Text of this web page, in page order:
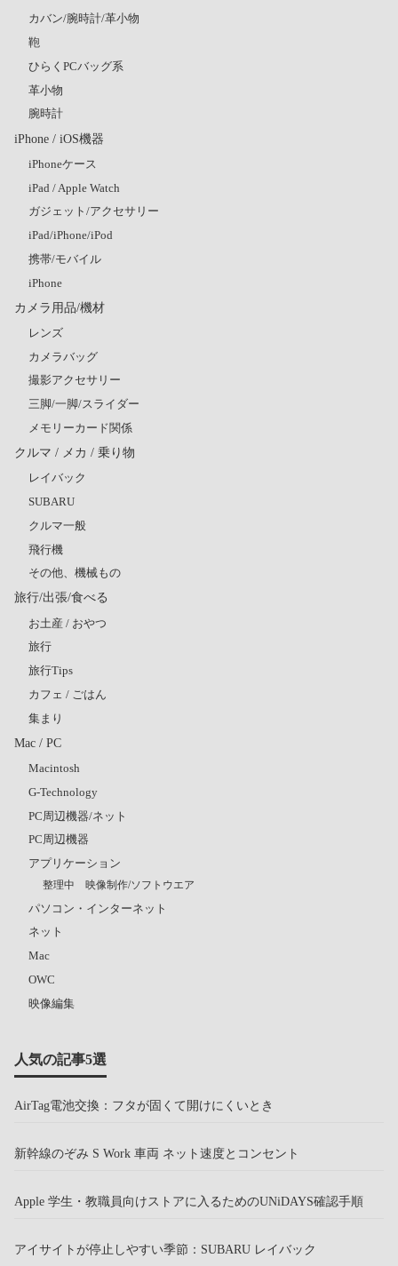
カバン/腕時計/革小物
鞄
ひらくPCバッグ系
革小物
腕時計
iPhone / iOS機器
iPhoneケース
iPad / Apple Watch
ガジェット/アクセサリー
iPad/iPhone/iPod
携帯/モバイル
iPhone
カメラ用品/機材
レンズ
カメラバッグ
撮影アクセサリー
三脚/一脚/スライダー
メモリーカード関係
クルマ / メカ / 乗り物
レイバック
SUBARU
クルマ一般
飛行機
その他、機械もの
旅行/出張/食べる
お土産 / おやつ
旅行
旅行Tips
カフェ / ごはん
集まり
Mac / PC
Macintosh
G-Technology
PC周辺機器/ネット
PC周辺機器
アプリケーション
整理中 映像制作/ソフトウエア
パソコン・インターネット
ネット
Mac
OWC
映像編集
人気の記事5選
AirTag電池交換：フタが固くて開けにくいとき
新幹線のぞみ S Work 車両 ネット速度とコンセント
Apple 学生・教職員向けストアに入るためのUNiDAYS確認手順
アイサイトが停止しやすい季節：SUBARU レイバック